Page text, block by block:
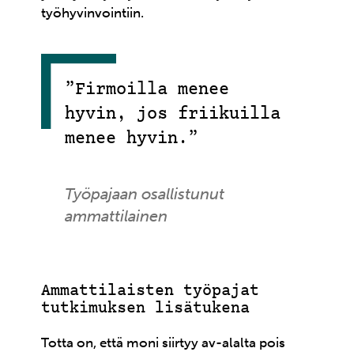
työhyvinvointiin.
”Firmoilla menee
hyvin, jos friikuilla
menee hyvin.”
Työpajaan osallistunut
ammattilainen
Ammattilaisten työpajat
tutkimuksen lisätukena
Totta on, että moni siirtyy av-alalta pois